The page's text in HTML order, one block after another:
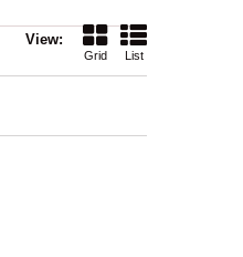
View:
Grid List